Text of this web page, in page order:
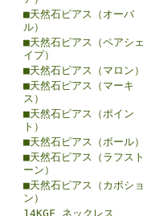
■天然石ピアス（オーバ
ル）
■天然石ピアス（ペアシェ
イプ）
■天然石ピアス（マロン）
■天然石ピアス（マーキ
ス）
■天然石ピアス（ポイン
ト）
■天然石ピアス（ボール）
■天然石ピアス（ラフスト
ーン）
■天然石ピアス（カボショ
ン）
14KGF ネックレス